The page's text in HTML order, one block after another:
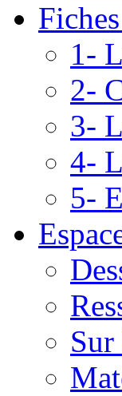
1-
2-
3-
4-
5-
Sur